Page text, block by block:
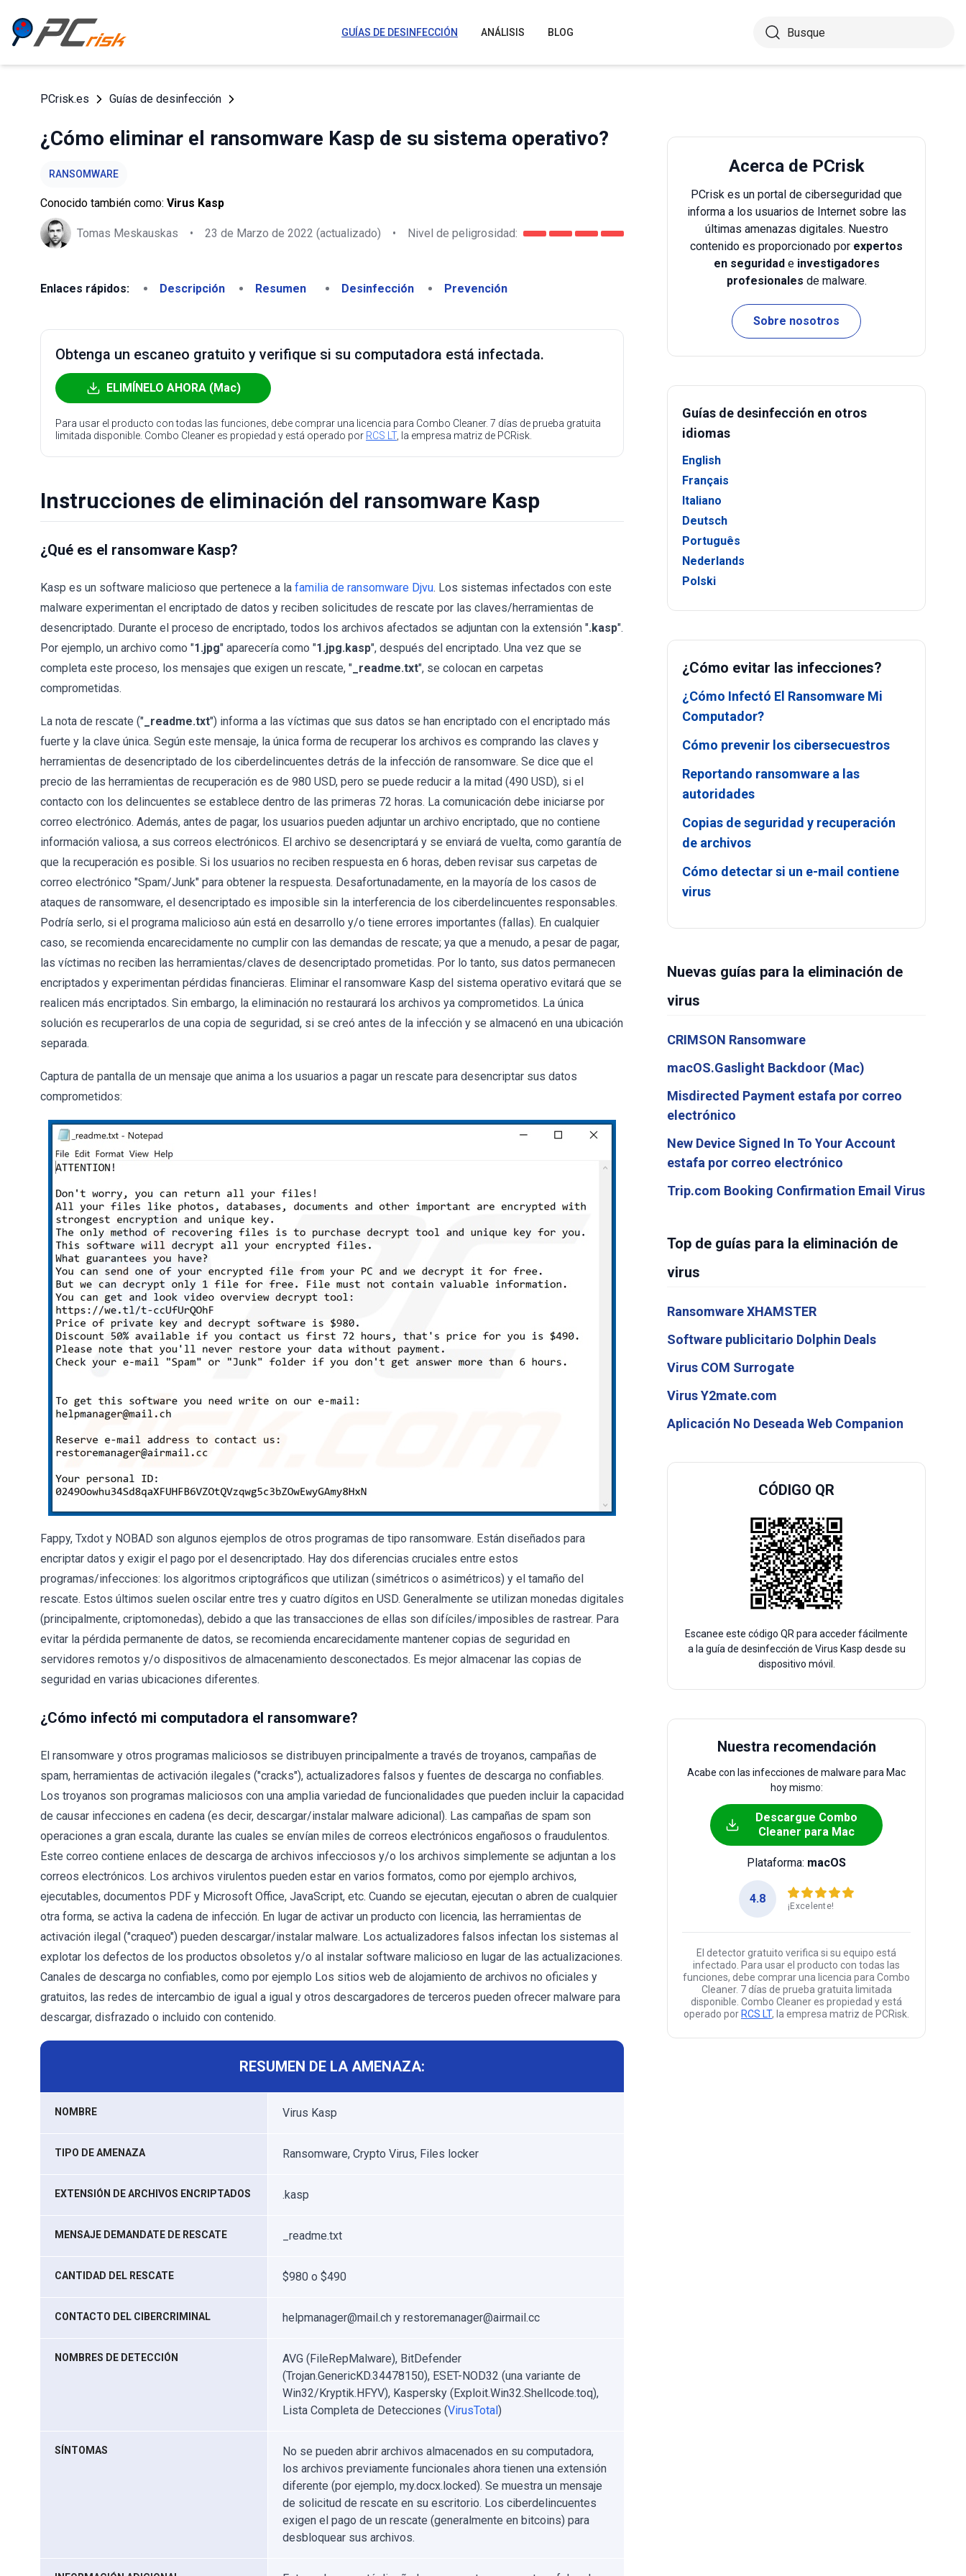
GUÍAS DE DESINFECCIÓN ANÁLISIS BLOG
PCrisk.es Guías de desinfección
¿Cómo eliminar el ransomware Kasp de su sistema operativo?
RANSOMWARE
Conocido también como: Virus Kasp
Tomas Meskauskas • 23 de Marzo de 2022 (actualizado) • Nivel de peligrosidad:
Enlaces rápidos: Descripción Resumen Desinfección Prevención
Obtenga un escaneo gratuito y verifique si su computadora está infectada.
ELIMÍNELO AHORA (Mac)
Para usar el producto con todas las funciones, debe comprar una licencia para Combo Cleaner. 7 días de prueba gratuita
limitada disponible. Combo Cleaner es propiedad y está operado por RCS LT, la empresa matriz de PCRisk.
Instrucciones de eliminación del ransomware Kasp
¿Qué es el ransomware Kasp?
Kasp es un software malicioso que pertenece a la familia de ransomware Djvu. Los sistemas infectados con este
malware experimentan el encriptado de datos y reciben solicitudes de rescate por las claves/herramientas de
desencriptado. Durante el proceso de encriptado, todos los archivos afectados se adjuntan con la extensión ".kasp".
Por ejemplo, un archivo como "1.jpg" aparecería como "1.jpg.kasp", después del encriptado. Una vez que se
completa este proceso, los mensajes que exigen un rescate, " _readme.txt", se colocan en carpetas
comprometidas.
La nota de rescate (" _readme.txt") informa a las víctimas que sus datos se han encriptado con el encriptado más
fuerte y la clave única. Según este mensaje, la única forma de recuperar los archivos es comprando las claves y
herramientas de desencriptado de los ciberdelincuentes detrás de la infección de ransomware. Se dice que el
precio de las herramientas de recuperación es de 980 USD, pero se puede reducir a la mitad (490 USD), si el
contacto con los delincuentes se establece dentro de las primeras 72 horas. La comunicación debe iniciarse por
correo electrónico. Además, antes de pagar, los usuarios pueden adjuntar un archivo encriptado, que no contiene
información valiosa, a sus correos electrónicos. El archivo se desencriptará y se enviará de vuelta, como garantía de
que la recuperación es posible. Si los usuarios no reciben respuesta en 6 horas, deben revisar sus carpetas de
correo electrónico "Spam/Junk" para obtener la respuesta. Desafortunadamente, en la mayoría de los casos de
ataques de ransomware, el desencriptado es imposible sin la interferencia de los ciberdelincuentes responsables.
Podría serlo, si el programa malicioso aún está en desarrollo y/o tiene errores importantes (fallas). En cualquier
caso, se recomienda encarecidamente no cumplir con las demandas de rescate; ya que a menudo, a pesar de pagar,
las víctimas no reciben las herramientas/claves de desencriptado prometidas. Por lo tanto, sus datos permanecen
encriptados y experimentan pérdidas financieras. Eliminar el ransomware Kasp del sistema operativo evitará que se
realicen más encriptados. Sin embargo, la eliminación no restaurará los archivos ya comprometidos. La única
solución es recuperarlos de una copia de seguridad, si se creó antes de la infección y se almacenó en una ubicación
separada.
Captura de pantalla de un mensaje que anima a los usuarios a pagar un rescate para desencriptar sus datos
comprometidos:
Fappy, Txdot y NOBAD son algunos ejemplos de otros programas de tipo ransomware. Están diseñados para
encriptar datos y exigir el pago por el desencriptado. Hay dos diferencias cruciales entre estos
programas/infecciones: los algoritmos criptográficos que utilizan (simétricos o asimétricos) y el tamaño del
rescate. Estos últimos suelen oscilar entre tres y cuatro dígitos en USD. Generalmente se utilizan monedas digitales
(principalmente, criptomonedas), debido a que las transacciones de ellas son difíciles/imposibles de rastrear. Para
evitar la pérdida permanente de datos, se recomienda encarecidamente mantener copias de seguridad en
servidores remotos y/o dispositivos de almacenamiento desconectados. Es mejor almacenar las copias de
seguridad en varias ubicaciones diferentes.
¿Cómo infectó mi computadora el ransomware?
El ransomware y otros programas maliciosos se distribuyen principalmente a través de troyanos, campañas de
spam, herramientas de activación ilegales ("cracks"), actualizadores falsos y fuentes de descarga no confiables.
Los troyanos son programas maliciosos con una amplia variedad de funcionalidades que pueden incluir la capacidad
de causar infecciones en cadena (es decir, descargar/instalar malware adicional). Las campañas de spam son
operaciones a gran escala, durante las cuales se envían miles de correos electrónicos engañosos o fraudulentos.
Este correo contiene enlaces de descarga de archivos infecciosos y/o los archivos simplemente se adjuntan a los
correos electrónicos. Los archivos virulentos pueden estar en varios formatos, como por ejemplo archivos,
ejecutables, documentos PDF y Microsoft Office, JavaScript, etc. Cuando se ejecutan, ejecutan o abren de cualquier
otra forma, se activa la cadena de infección. En lugar de activar un producto con licencia, las herramientas de
activación ilegal ("craqueo") pueden descargar/instalar malware. Los actualizadores falsos infectan los sistemas al
explotar los defectos de los productos obsoletos y/o al instalar software malicioso en lugar de las actualizaciones.
Canales de descarga no confiables, como por ejemplo Los sitios web de alojamiento de archivos no oficiales y
gratuitos, las redes de intercambio de igual a igual y otros descargadores de terceros pueden ofrecer malware para
descargar, disfrazado o incluido con contenido.
RESUMEN DE LA AMENAZA:
NOMBRE Virus Kasp
TIPO DE AMENAZA Ransomware, Crypto Virus, Files locker
EXTENSIÓN DE ARCHIVOS ENCRIPTADOS .kasp
MENSAJE DEMANDATE DE RESCATE _readme.txt
CANTIDAD DEL RESCATE $980 o $490
CONTACTO DEL CIBERCRIMINAL helpmanager@mail.ch y restoremanager@airmail.cc
NOMBRES DE DETECCIÓN
AVG (FileRepMalware), BitDefender
(Trojan.GenericKD.34478150), ESET-NOD32 (una variante de
Win32/Kryptik.HFYV), Kaspersky (Exploit.Win32.Shellcode.toq),
Lista Completa de Detecciones (VirusTotal)
SÍNTOMAS
No se pueden abrir archivos almacenados en su computadora,
los archivos previamente funcionales ahora tienen una extensión
diferente (por ejemplo, my.docx.locked). Se muestra un mensaje
de solicitud de rescate en su escritorio. Los ciberdelincuentes
exigen el pago de un rescate (generalmente en bitcoins) para
desbloquear sus archivos.
Acerca de PCrisk
PCrisk es un portal de ciberseguridad que
informa a los usuarios de Internet sobre las
últimas amenazas digitales. Nuestro
contenido es proporcionado por expertos
en seguridade investigadores
profesionales de malware.
Sobre nosotros
Guías de desinfección en otros
idiomas
English
Français
Italiano
Deutsch
Português
Nederlands
Polski
¿Cómo evitar las infecciones?
¿Cómo Infectó El Ransomware Mi
Computador?
Cómo prevenir los cibersecuestros
Reportando ransomware a las
autoridades
Copias de seguridad y recuperación
de archivos
Cómo detectar si un e-mail contiene
virus
Nuevas guías para la eliminación de
virus
CRIMSON Ransomware
macOS.Gaslight Backdoor (Mac)
Misdirected Payment estafa por correo
electrónico
New Device Signed In To Your Account
estafa por correo electrónico
Trip.com Booking Confirmation Email Virus
Top de guías para la eliminación de
virus
Ransomware XHAMSTER
Software publicitario Dolphin Deals
Virus COM Surrogate
Virus Y2mate.com
Aplicación No Deseada Web Companion
CÓDIGO QR
Escanee este código QR para acceder fácilmente
a la guía de desinfección de Virus Kasp desde su
dispositivo móvil.
Nuestra recomendación
Acabe con las infecciones de malware para Mac
hoy mismo:
Descargue Combo
Cleaner para Mac
Plataforma: macOS
4.8
¡Excelente!
El detector gratuito verifica si su equipo está
infectado. Para usar el producto con todas las
funciones, debe comprar una licencia para Combo
Cleaner. 7 días de prueba gratuita limitada
disponible. Combo Cleaner es propiedad y está
operado por RCS LT, la empresa matriz de PCRisk.